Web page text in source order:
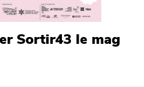
Sortir43 le mag